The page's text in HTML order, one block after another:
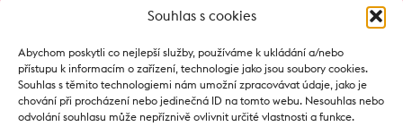
Souhlas s cookies
Abychom poskytli co nejlepší služby, používáme k ukládání a/nebo
přístupu k informacím o zařízení, technologie jako jsou soubory cookies.
Souhlas s těmito technologiemi nám umožní zpracovávat údaje, jako je
chování při procházení nebo jedinečná ID na tomto webu. Nesouhlas nebo
odvolání souhlasu může nepříznivě ovlivnit určité vlastnosti a funkce.